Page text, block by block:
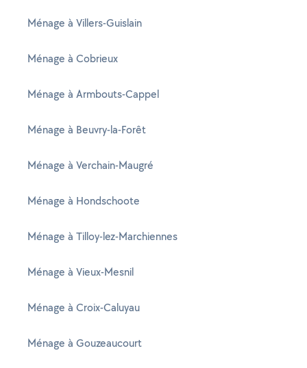
Ménage à Villers-Guislain
Ménage à Cobrieux
Ménage à Armbouts-Cappel
Ménage à Beuvry-la-Forêt
Ménage à Verchain-Maugré
Ménage à Hondschoote
Ménage à Tilloy-lez-Marchiennes
Ménage à Vieux-Mesnil
Ménage à Croix-Caluyau
Ménage à Gouzeaucourt